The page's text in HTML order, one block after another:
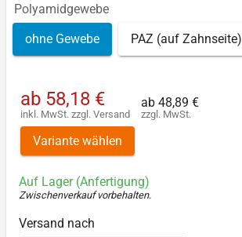
Polyamidgewebe
ohne Gewebe PAZ (auf Zahnseite)
ab 58,18 €
inkl. MwSt. zzgl. Versand
ab 48,89 €
zzgl. MwSt.
Variante wählen
Auf Lager (Anfertigung)
Zwischenverkauf vorbehalten.
Versand nach